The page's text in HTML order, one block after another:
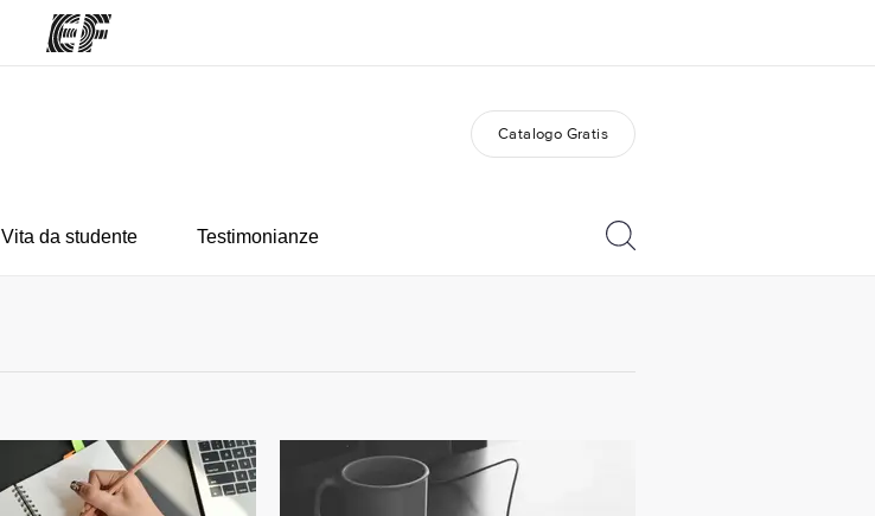
Carriera
Catalogo Gratis
Vita da studente Testimonianze